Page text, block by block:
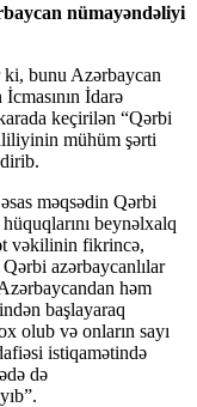
nümayəndəliyi
bunu Azərbaycan
İdarə
keçirilən “Qərbi
mühüm şərti
məqsədin Qərbi
beynəlxalq
vəkilinin fikrincə,
azərbaycanlılar
həm
başlayaraq
olub və onların sayı
istiqamətində
də